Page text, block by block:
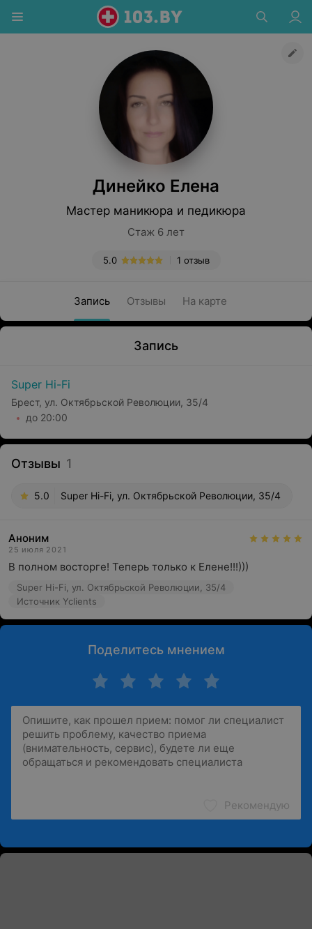
Динейко Елена
Мастер маникюра и педикюра
Стаж 6 лет
1 отзыв
5.0
Запись Отзывы На карте
Запись
Super Hi-Fi
Брест, ул. Октябрьской Революции, 35/4
до 20:00
Отзывы 1
5.0 Super Hi-Fi, ул. Октябрьской Революции, 35/4
Аноним
25 июля 2021
В полном восторге! Теперь только к Елене!!!)))
Super Hi-Fi, ул. Октябрьской Революции, 35/4
Источник Yclients
Поделитесь мнением
Рекомендую